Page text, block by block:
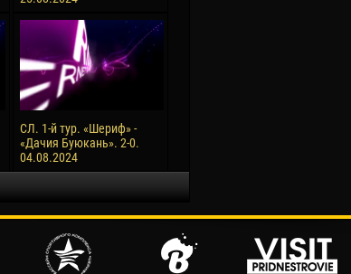
СЛ. 1-й тур. «Шериф» -
«Дачия Буюкань». 2-0.
04.08.2024